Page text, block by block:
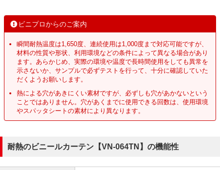
ビニプロからのご案内
瞬間耐熱温度は1,650度、連続使用は1,000度まで対応可能ですが、
材料の性質や形状、利用環境などの条件によって異なる場合があり
ます。あらかじめ、実際の環境や温度で長時間使用をしても異常を
示さないか、サンプルで必ずテストを行って、十分に確認していた
だくようお願いします。
熱による穴があきにくい素材ですが、必ずしも穴があかないという
ことではありません。穴があくまでに使用できる回数は、使用環境
やスパッタシートの素材により異なります。
耐熱のビニールカーテン【VN-064TN】の機能性